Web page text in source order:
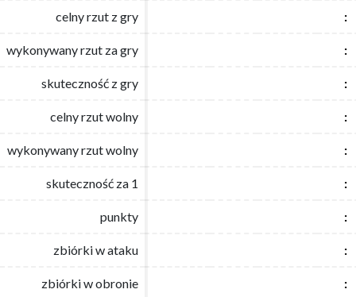
celny rzut z gry :
wykonywany rzut za gry :
skuteczność z gry :
celny rzut wolny :
wykonywany rzut wolny :
skuteczność za 1 :
punkty :
zbiórki w ataku :
zbiórki w obronie :
celny rzut z gry :
wykonywany rzut za gry :
skuteczność z gry :
celny rzut wolny :
wykonywany rzut wolny :
skuteczność za 1 :
punkty :
zbiórki w ataku :
zbiórki w obronie :